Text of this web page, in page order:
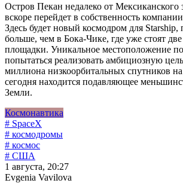
Остров Пекан недалеко от Мексиканского
вскоре перейдет в собственность
Здесь будет новый космодром для Starship,
больше, чем в Бока-Чике, где уже стоят
площадки. Уникальное местоположение
попытаться реализовать амбициозную
миллиона низкоорбитальных спутников
сегодня находится подавляющее
Земли.
Космонавтика
# SpaceX
# космодромы
# космос
# США
1 августа, 20:27
Evgenia Vavilova